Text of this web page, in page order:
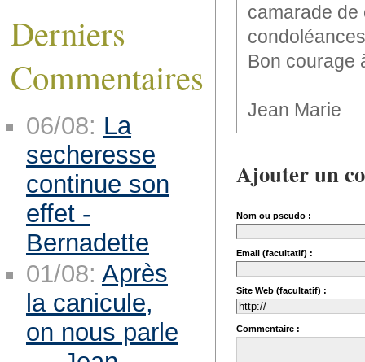
camarade de
Bon courage
Jean Marie
Ajouter un
Nom ou pseudo :
Email (facultatif) :
Site Web (facultatif) :
Commentaire :
Derniers
Commentaires
06/08: La
secheresse
continue son
effet -
Bernadette
01/08: Après
la canicule,
on nous parle